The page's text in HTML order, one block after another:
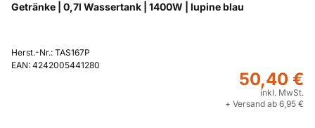
Getränke | 0,7l Wassertank | 1400W | lupine blau
Herst.-Nr.: TAS167P
EAN: 4242005441280
50,40 €
inkl. MwSt.
+ Versand ab 6,95 €